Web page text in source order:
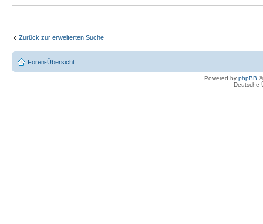
Zurück zur erweiterten Suche
Foren-Übersicht
Powered by phpBB
Deutsche